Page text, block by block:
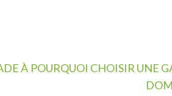
À POURQUOI CHOISIR UNE